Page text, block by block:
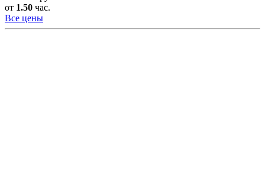
от 1.50 час.
Все цены